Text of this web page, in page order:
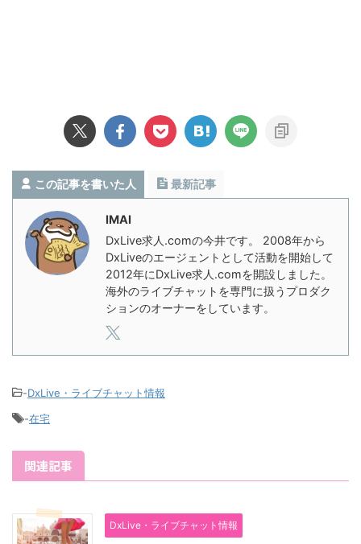
この記事を書いた人 最新記事
IMAI
DxLive求人.comの今井です。 2008年から
DxLiveのエージェントとして活動を開始して
2012年にDxLive求人.comを開設しました。
海外のライブチャットを専門に扱うプロダク
ションのオーナーをしています。
-DxLive・ライブチャット情報
-在宅
関連記事
DxLive・ライブチャット情報